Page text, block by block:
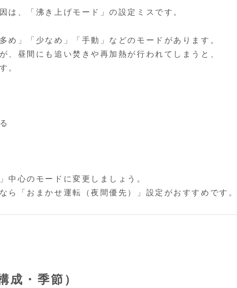
は、「沸き上げモード」の設定ミスです。
め」「少なめ」「手動」などのモードがあります。
、昼間にも追い焚きや再加熱が行われてしまうと、
。
中心のモードに変更しましょう。
ら「おまかせ運転（夜間優先）」設定がおすすめです
・季節）